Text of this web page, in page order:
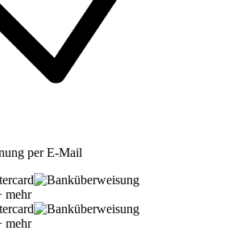
per E-Mail
mehr
mehr